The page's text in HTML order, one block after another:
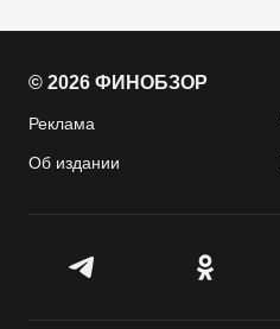
© 2026 ФИНОБЗОР
Реклама
Об издании